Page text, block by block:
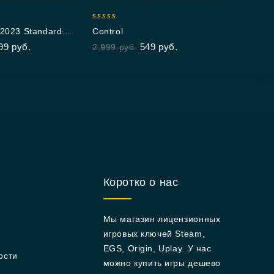
Standard
руб.
out of 5
Control
2,999руб. 549 руб.
Коротко о нас
Мы магазин лицензионных
игровых ключей Steam,
EGS, Origin, Uplay. У нас
можно купить игры дешево